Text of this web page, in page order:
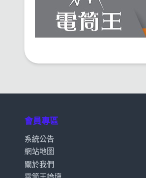
會員專區
系統公告
網站地圖
關於我們